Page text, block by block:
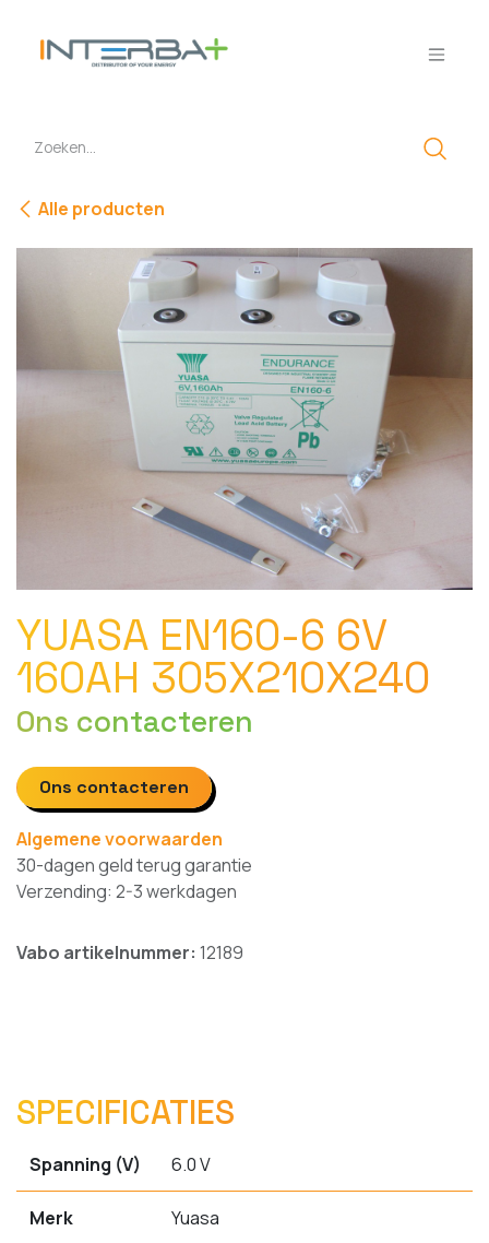
Alle producten
YUASA EN160-6 6V
160AH 305X210X240
Ons contacteren
Ons contacteren
Algemene voorwaarden
30-dagen geld terug garantie
Verzending: 2-3 werkdagen
Vabo artikelnummer: 12189
SPECIFICATIES
Spanning (V) 6.0 V
Merk Yuasa